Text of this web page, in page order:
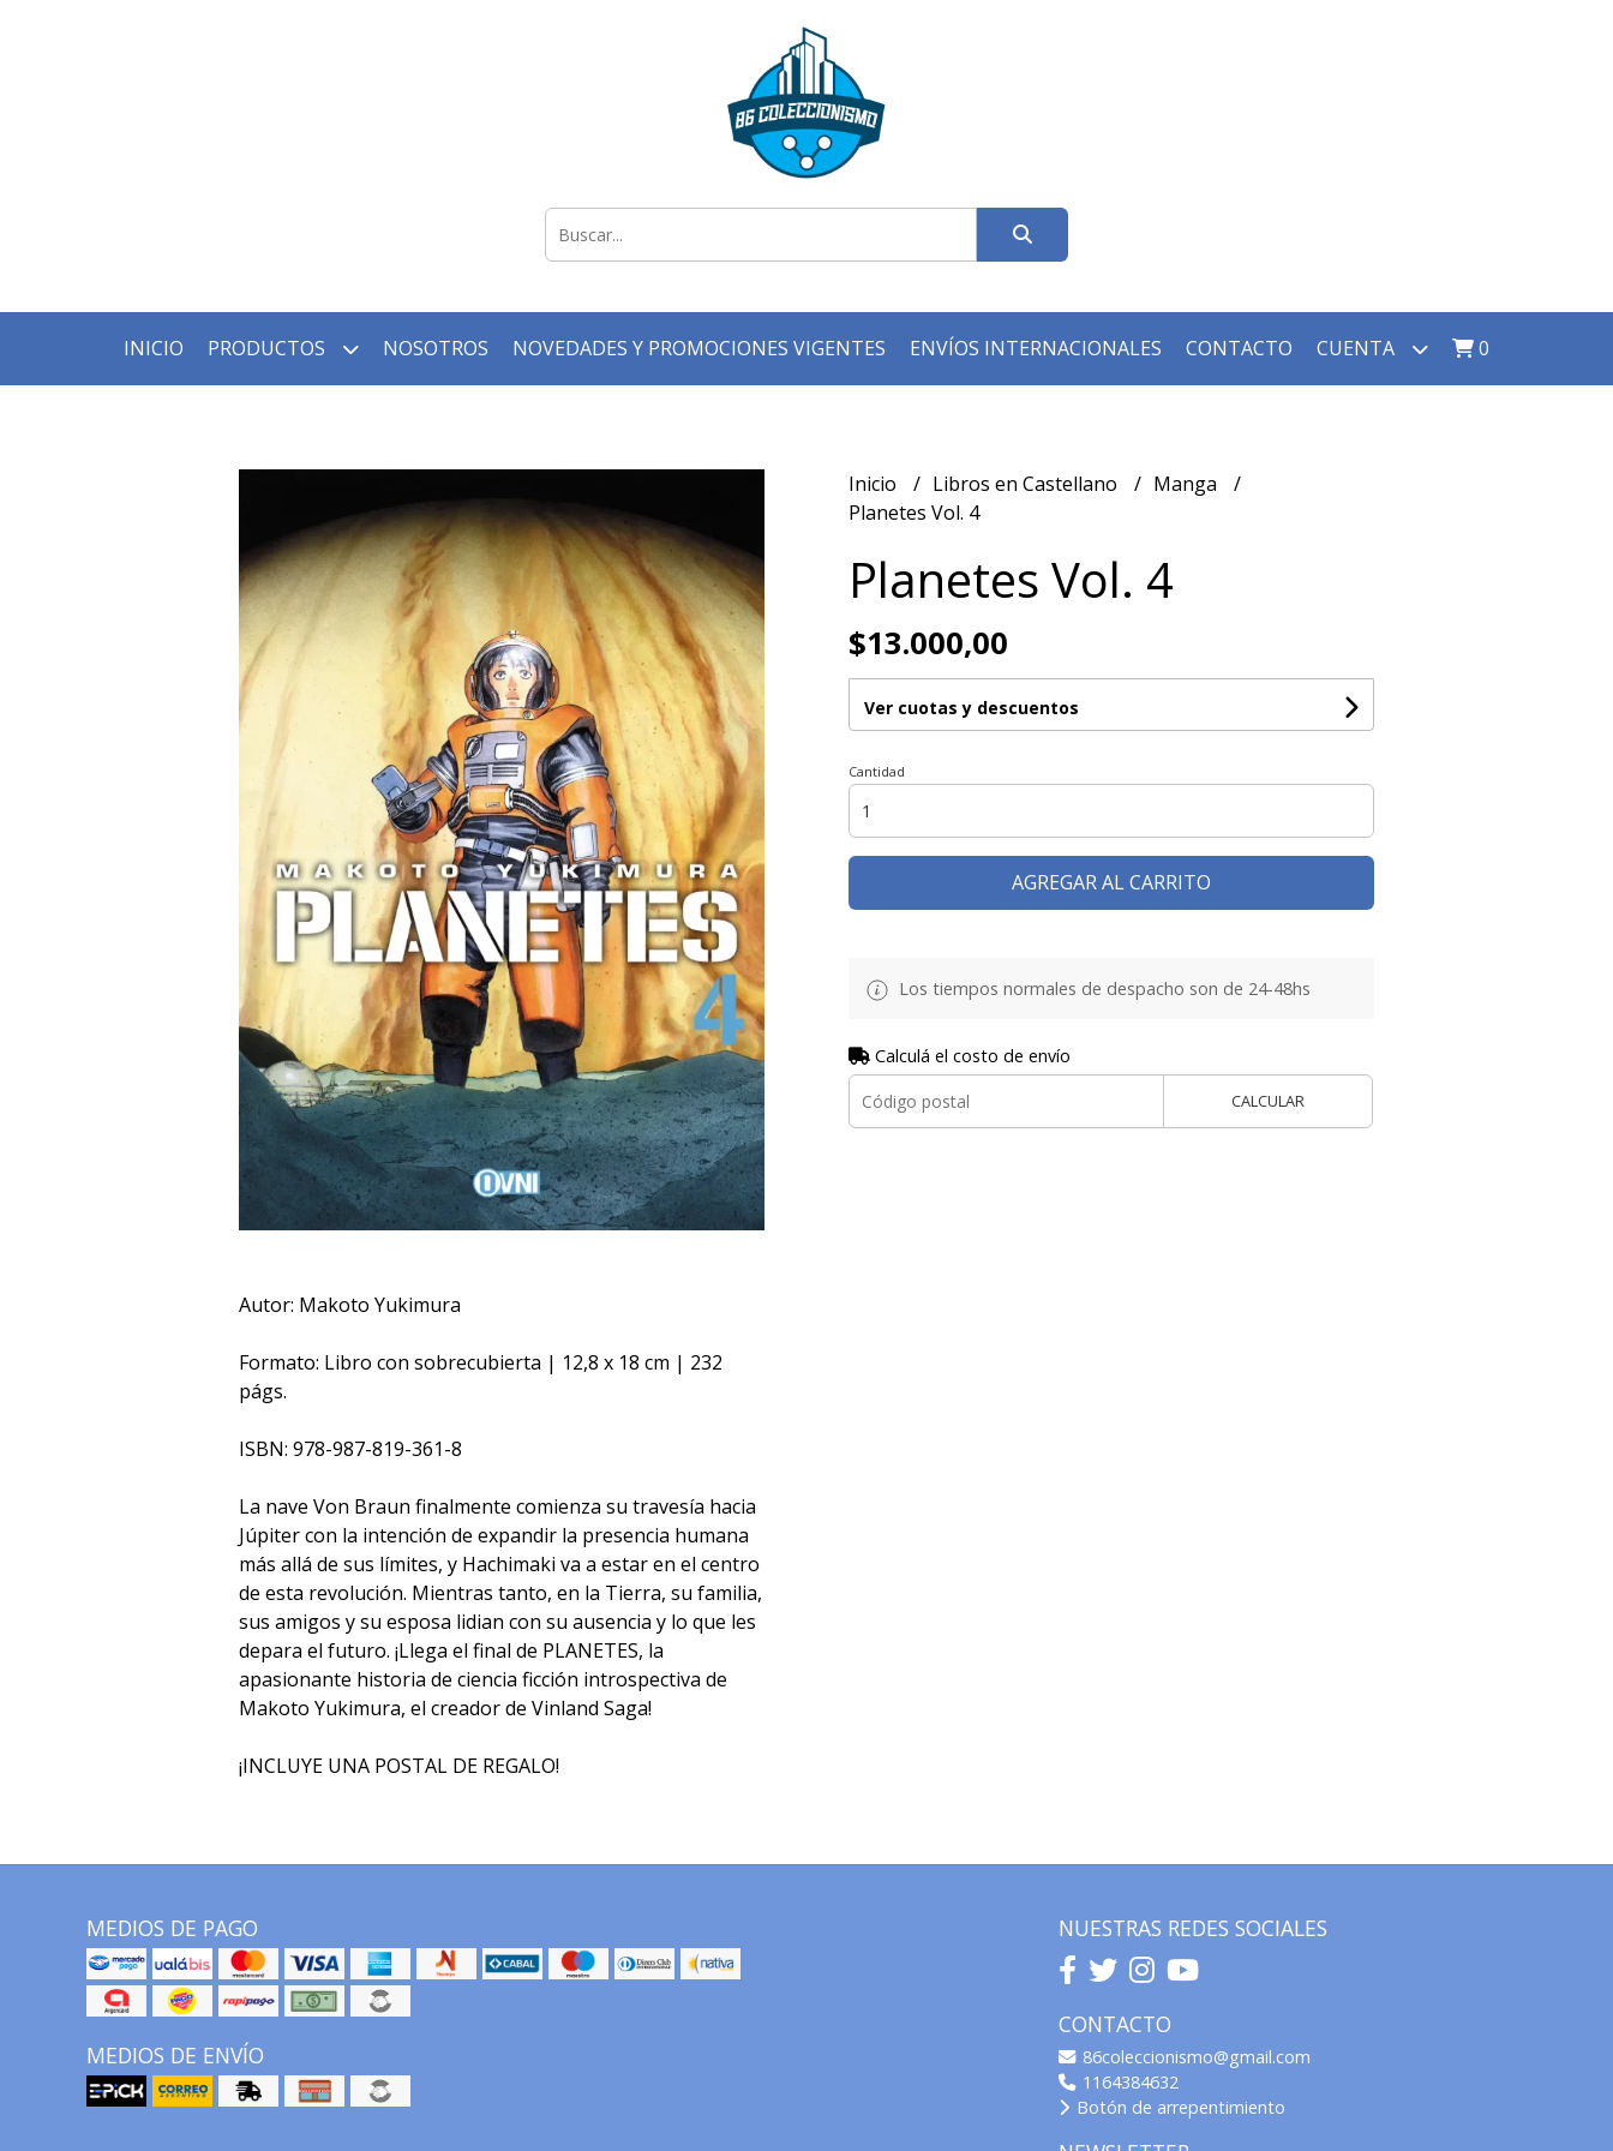
INICIO PRODUCTOS NOSOTROS NOVEDADES Y PROMOCIONES VIGENTES ENVÍOS INTERNACIONALES CONTACTO CUENTA 0
Autor: Makoto Yukimura
Formato: Libro con sobrecubierta | 12,8 x 18 cm | 232
págs.
ISBN: 978-987-819-361-8
La nave Von Braun finalmente comienza su travesía hacia
Júpiter con la intención de expandir la presencia humana
más allá de sus límites, y Hachimaki va a estar en el centro
de esta revolución. Mientras tanto, en la Tierra, su familia,
sus amigos y su esposa lidian con su ausencia y lo que les
depara el futuro. ¡Llega el final de PLANETES, la
apasionante historia de ciencia ficción introspectiva de
Makoto Yukimura, el creador de Vinland Saga!
¡INCLUYE UNA POSTAL DE REGALO!
Inicio Libros en Castellano
Manga
Planetes Vol. 4
Planetes Vol. 4
$13.000,00
Ver cuotas y descuentos
Cantidad
AGREGAR AL CARRITO
Los tiempos normales de despacho son de 24-48hs
Calculá el costo de envío
CALCULAR
MEDIOS DE PAGO
MEDIOS DE ENVÍO
NUESTRAS REDES SOCIALES
CONTACTO
86coleccionismo@gmail.com
1164384632
Botón de arrepentimiento